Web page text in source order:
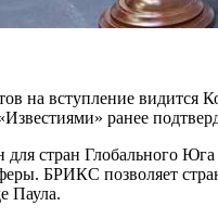
на вступление видится
ранее
стран Глобального Юга
БРИКС позволяет
Паула.